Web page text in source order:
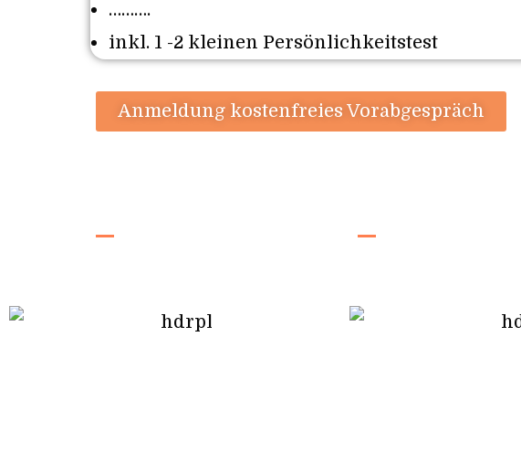
……….
inkl. 1 -2 kleinen Persönlichkeitstest
Anmeldung kostenfreies Vorabgespräch